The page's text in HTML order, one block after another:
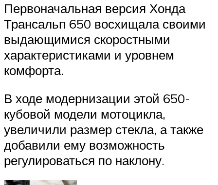
Первоначальная версия Хонда
Трансальп 650 восхищала своими
выдающимися скоростными
характеристиками и уровнем
комфорта.
В ходе модернизации этой 650-
кубовой модели мотоцикла,
увеличили размер стекла, а также
добавили ему возможность
регулироваться по наклону.